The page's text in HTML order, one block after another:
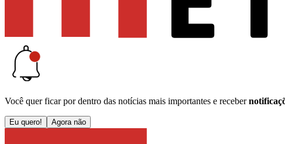
Você quer ficar por dentro das notícias mais importantes e receber
Eu quero! Agora não